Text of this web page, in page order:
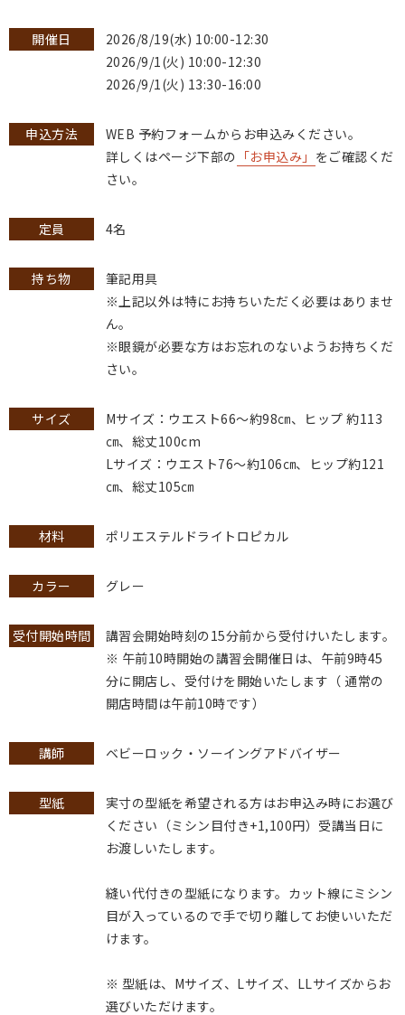
開催日
2026/8/19(水) 10:00-12:30
2026/9/1(火) 10:00-12:30
2026/9/1(火) 13:30-16:00
申込方法
WEB 予約フォームからお申込みください。
詳しくはページ下部の 「お申込み」 をご確認くだ
さい。
定員 4名
持ち物
筆記用具
※上記以外は特にお持ちいただく必要はありませ
ん。
※眼鏡が必要な方はお忘れのないようお持ちくだ
さい。
サイズ
Mサイズ：ウエスト66～約98㎝、ヒップ 約113
㎝、総丈100cm
Lサイズ：ウエスト76～約106㎝、ヒップ約121
㎝、総丈105㎝
材料 ポリエステルドライトロピカル
カラー グレー
受付開始時間
講習会開始時刻の15分前から受付けいたします。
※ 午前10時開始の講習会開催日は、午前9時45
分に開店し、受付けを開始いたします（ 通常の
開店時間は午前10時です）
講師 ベビーロック・ソーイングアドバイザー
型紙
実寸の型紙を希望される方はお申込み時にお選び
ください（ミシン目付き+1,100円）受講当日に
お渡しいたします。
縫い代付きの型紙になります。カット線にミシン
目が入っているので手で切り離してお使いいただ
けます。
※ 型紙は、Mサイズ、Lサイズ、LLサイズからお
選びいただけます。